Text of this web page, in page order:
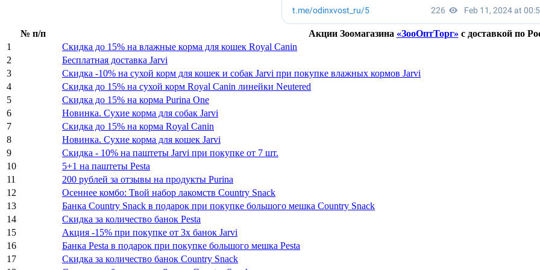
№ п/п Акции Зоомагазина «ЗооОптТорг» с доставкой по
1
Скидка до 15% на влажные корма для кошек Royal Canin
2
Бесплатная доставка Jarvi
3
Скидка -10% на сухой корм для кошек и собак Jarvi при покупке влажных кормов Jarvi
4
Скидка до 15% на сухой корм Royal Canin линейки Neutered
5
Скидка до 15% на корма Purina One
6
Новинка. Сухие корма для собак Jarvi
7
Скидка до 15% на корма Royal Canin
8
Новинка. Сухие корма для кошек Jarvi
9
Скидка - 10% на паштеты Jarvi при покупке от 7 шт.
10
5+1 на паштеты Pesta
11
200 рублей за отзывы на продукты Purina
12
Осеннее комбо: Твой набор лакомств Country Snack
13
Банка Country Snack в подарок при покупке большого мешка Country Snack
14
Скидка за количество банок Pesta
15
Акция -15% при покупке от 3х банок Jarvi
16
Банка Pesta в подарок при покупке большого мешка Pesta
17
Скидка за количество банок Country Snack